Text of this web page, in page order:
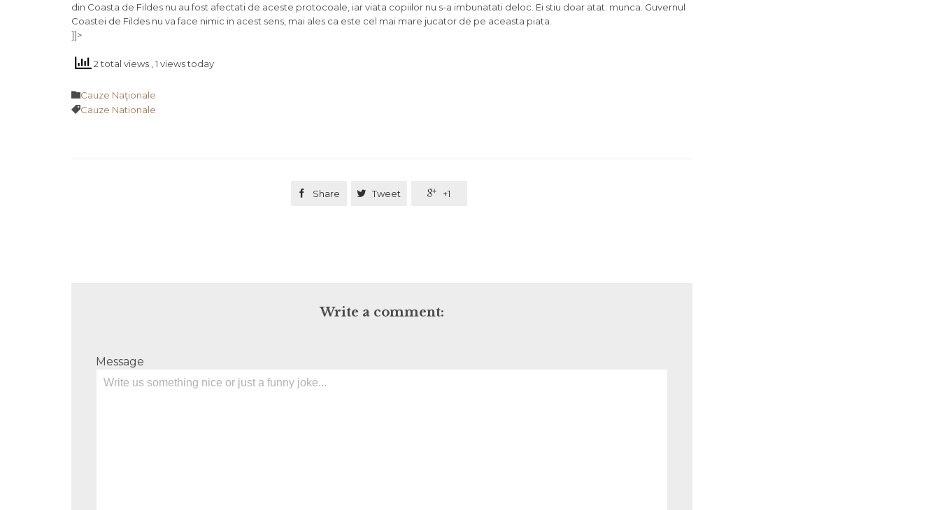
din Coasta de Fildes nu au fost afectati de aceste protocoale, iar viata copiilor nu s-a imbunatati deloc. Ei stiu doar atat: munca. Guvernul
Coastei de Fildes nu va face nimic in acest sens, mai ales ca este cel mai mare jucator de pe aceasta piata.
]]>
2 total views , 1 views today
Category
Cauze Naţionale
Tags
Cauze Nationale
 Share  Tweet  +1
Write a comment:
Message